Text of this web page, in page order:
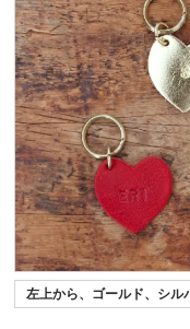
左上から、ゴールド、シル